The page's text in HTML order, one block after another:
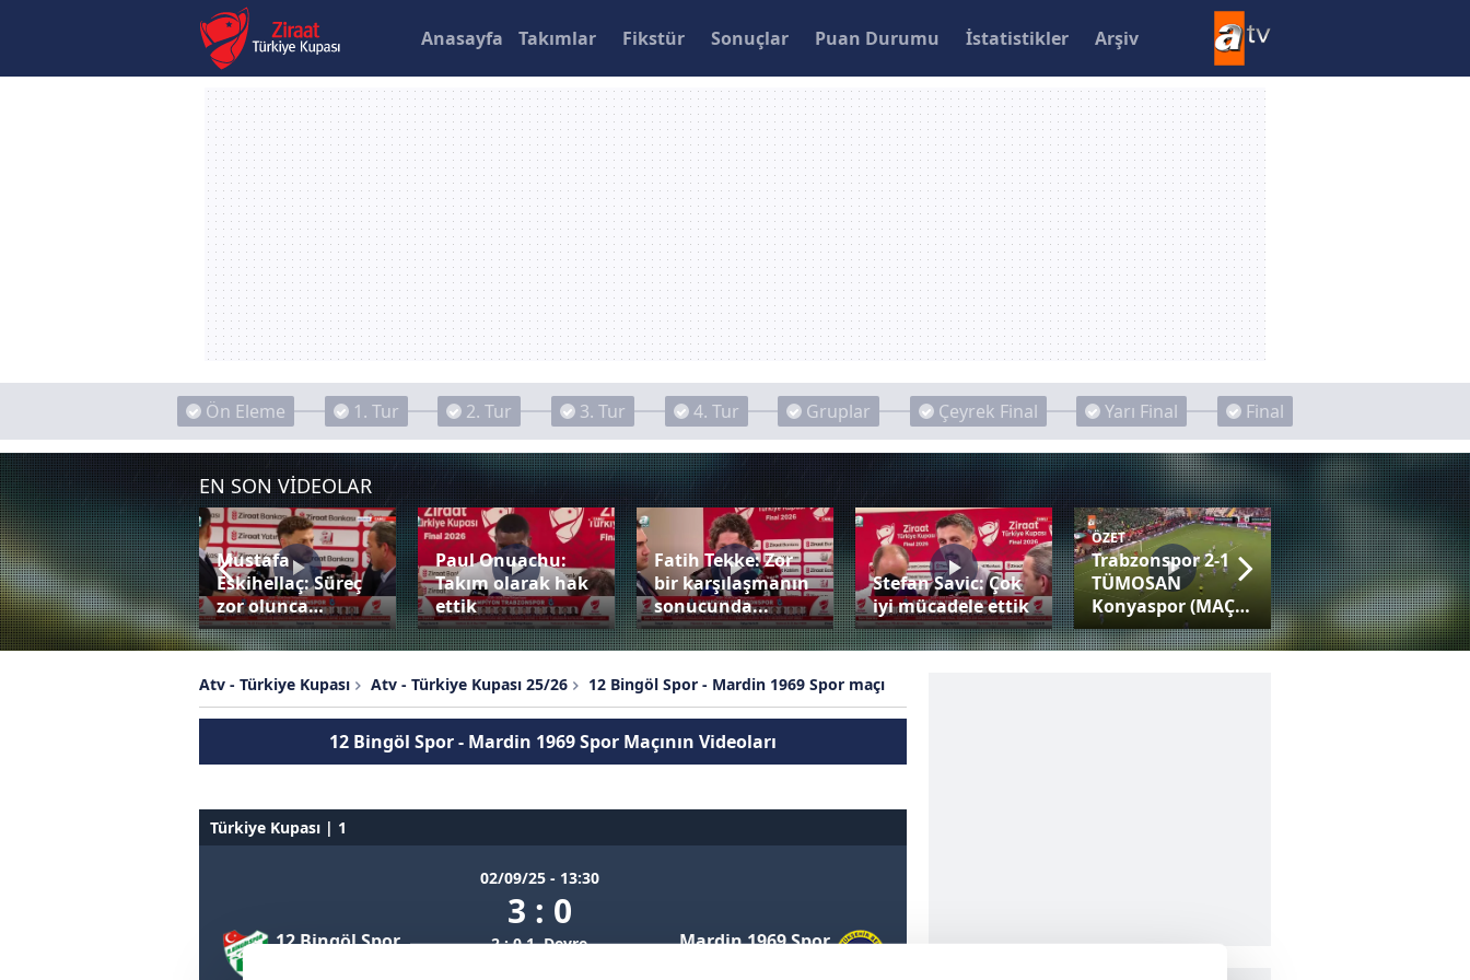
Anasayfa Takımlar Fikstür Sonuçlar Puan Durumu İstatistikler Arşiv
Ön Eleme 1. Tur 2. Tur 3. Tur 4. Tur Gruplar Çeyrek Final Yarı Final Final
EN SON VİDEOLAR
penaltıyı
Mustafa
Eskihellaç: Süreç
zor olunca…
Paul Onuachu:
Takım olarak hak
ettik
Fatih Tekke: Zor
bir karşılaşmanın
sonucunda...
Stefan Savic: Çok
iyi mücadele ettik
ÖZET
Trabzonspor 2-1
TÜMOSAN
Konyaspor (MAÇ
SONUCU-ÖZET)
Fatih Tekke:
Trabzonspor gibi
bir camiayla her
kupaya adaysınız!
Atv - Türkiye Kupası Atv - Türkiye Kupası 25/26 12 Bingöl Spor - Mardin 1969 Spor maçı
12 Bingöl Spor - Mardin 1969 Spor Maçının Videoları
Türkiye Kupası | 1
12 Bingöl Spor
02/09/25 - 13:30
3 : 0
2 : 0 1. Devre
Mardin 1969 Spor